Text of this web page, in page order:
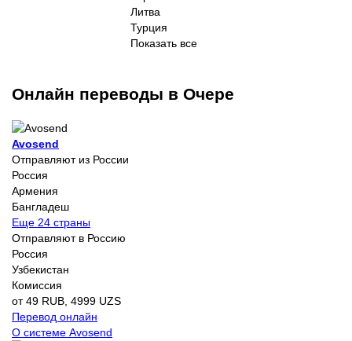
Литва
Турция
Показать все
Онлайн переводы в Очере
Avosend
Отправляют из России
Россия
Армения
Бангладеш
Еще 24 страны
Отправляют в Россию
Россия
Узбекистан
Комиссия
от 49 RUB, 4999 UZS
Перевод онлайн
О системе Avosend